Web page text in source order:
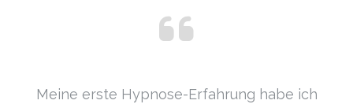
Meine erste Hypnose-Erfahrung habe ich